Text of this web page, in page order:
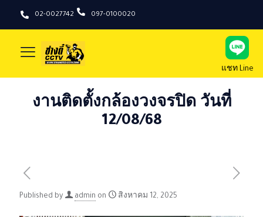
02-0027742 097-0100020
แชท Line
งานติดตั้งกล้องวงจรปิด วันที่
12/08/68
Published by admin on สิงหาคม 12, 2025